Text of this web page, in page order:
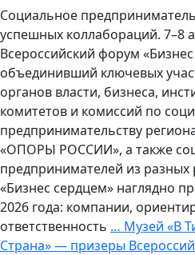
Социальное
успешных коллабораций. 7–8
Всероссийский форум
объединивший ключевых
органов власти, бизнеса,
комитетов и комиссий по
предпринимательству
«ОПОРЫ РОССИИ», а также
предпринимателей из
«Бизнес сердцем» наглядно
2026 года: компании,
ответственность … Музей «В
Страна» — призеры